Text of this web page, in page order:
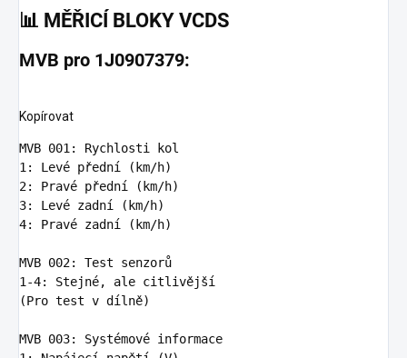
📊 MĚŘICÍ BLOKY VCDS
MVB pro 1J0907379:
Kopírovat
MVB 001 :
Rychlosti kol
1 :
Levé přední (km/h)
2:
Pravé přední (km/h)
3:
Levé zadní (km/h)
4: Pravé zadní (km/h)
MVB 002:
Test senzorů
1-4:
Stejné, ale citlivější
(Pro test v dílně)
MVB 003:
Systémové informace